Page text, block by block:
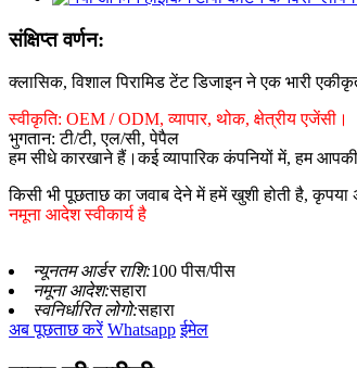
संक्षिप्त वर्णन:
क्लासिक, विशाल पिरामिड टेंट डिजाइन ने एक भारी
स्वीकृति: OEM / ODM, व्यापार, थोक, क्षेत्रीय एजेंसी।
भुगतान: टी/टी, एल/सी, पेपैल
हम सीधे कारखाने हैं।कई व्यापारिक कंपनियों में, हम
किसी भी पूछताछ का जवाब देने में हमें खुशी होती है,
नमूना आदेश स्वीकार्य है
न्यूनतम आर्डर राशि:100 पीस/पीस
नमूना आदेश:सहारा
स्वनिर्धारित लोगो:सहारा
अब पूछताछ करें Whatsapp ईमेल